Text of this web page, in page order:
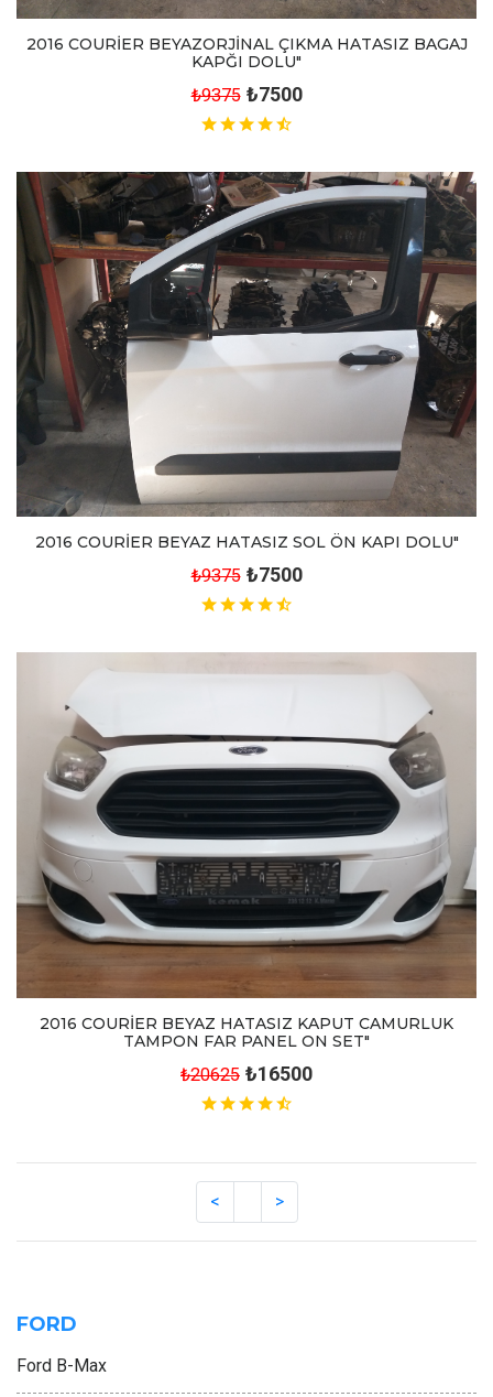
2016 COURİER BEYAZORJİNAL ÇIKMA HATASIZ BAGAJ
KAPĞI DOLU"
₺9375 ₺7500
2016 COURİER BEYAZ HATASIZ SOL ÖN KAPI DOLU"
₺9375 ₺7500
2016 COURİER BEYAZ HATASIZ KAPUT CAMURLUK
TAMPON FAR PANEL ON SET"
₺20625 ₺16500
FORD
Ford B-Max